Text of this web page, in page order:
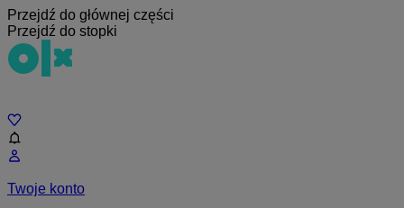
Przejdź do głównej części
Przejdź do stopki
Twoje konto